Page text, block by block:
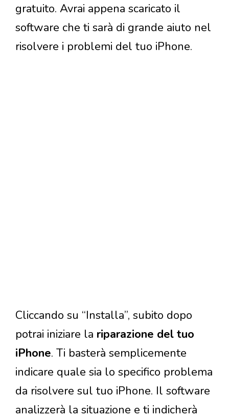
gratuito. Avrai appena scaricato il
software che ti sarà di grande aiuto nel
risolvere i problemi del tuo iPhone.
Cliccando su “Installa”, subito dopo
potrai iniziare la riparazione del tuo
iPhone. Ti basterà semplicemente
indicare quale sia lo specifico problema
da risolvere sul tuo iPhone. Il software
analizzerà la situazione e ti indicherà